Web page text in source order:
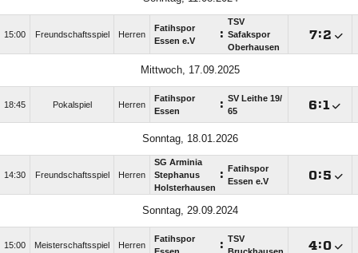
15:00 Freundschaftsspiel Herren
Fatihspor
Essen e.V
:
TSV
Safakspor
Oberhausen
:
Mittwoch, 17.09.2025
18:45 Pokalspiel Herren
Fatihspor
Essen
: SV Leithe 19/​
65
:
Sonntag, 18.01.2026
14:30 Freundschaftsspiel Herren
SG Arminia
Stephanus
Holsterhausen
:
Fatihspor
Essen e.V
:
Sonntag, 29.09.2024
15:00 Meisterschaftsspiel Herren
Fatihspor
: TSV
: